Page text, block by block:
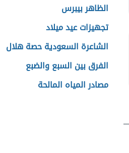
الظاهر بيبرس
تجهيزات عيد ميلاد
الشاعرة السعودية حصة هلال
الفرق بين السبع والضبع
مصادر المياه المالحة